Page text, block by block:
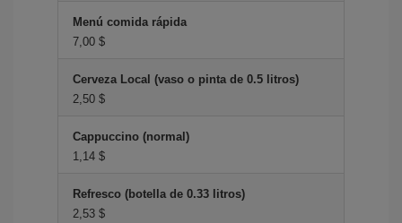
Menú comida rápida
7,00 $
Cerveza Local (vaso o pinta de 0.5 litros)
2,50 $
Cappuccino (normal)
1,14 $
Refresco (botella de 0.33 litros)
2,53 $